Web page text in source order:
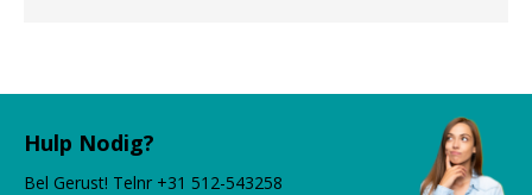
Hulp Nodig?
Bel Gerust! Telnr +31 512-543258